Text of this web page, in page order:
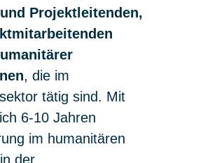
Projektleitenden,
, die im
tätig sind. Mit
6-10 Jahren
im humanitären
der